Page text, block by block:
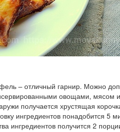
– отличный гарнир. Можно
овощами, мясом
получается хрустящая
ингредиентов понадобится 5
ингредиентов получится 2